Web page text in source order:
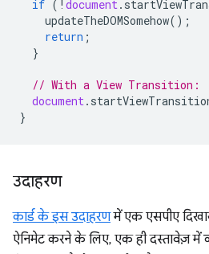
if ( ! document.
updateTheDOMSomehow();
return ;
}
// With a View Transition:
document.
}
उदाहरण
कार्ड के इस उदाहरणमें एक एसपीए
ऐनिमेट करने के लिए, एक ही दस्तावेज़ में